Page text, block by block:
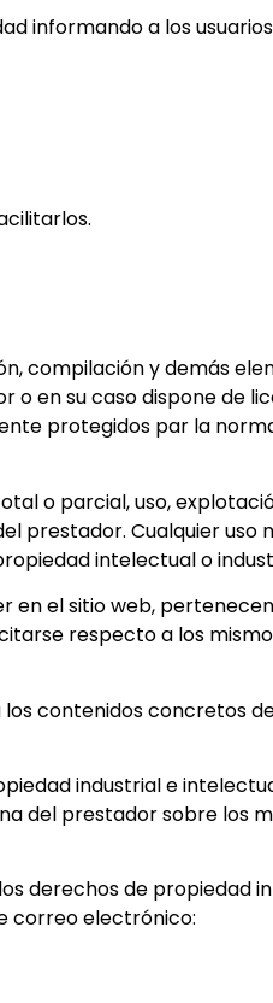
informando a los
compilación y demás
en su caso dispone de
protegidos par la
o parcial, uso,
prestador. Cualquier
intelectual o
en el sitio web,
respecto a los
contenidos concretos
industrial e
del prestador sobre los
derechos de propiedad
correo electrónico: